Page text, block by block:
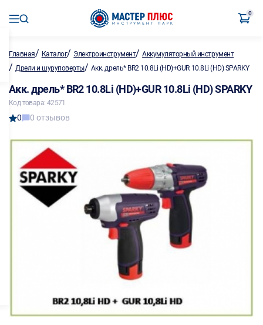
0
Главная/ Каталог/ Электроинструмент/Аккумуляторный инструмент
/ Дрели и шуруповерты/ Акк. дрель* BR2 10.8Li (HD)+GUR 10.8Li (HD) SPARKY
Акк. дрель* BR2 10.8Li (HD)+GUR 10.8Li (HD) SPARKY
Код товара: 42571
0 0 отзывов